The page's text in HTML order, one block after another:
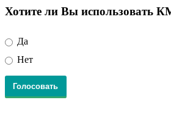
Хотите ли Вы использовать
Да
Нет